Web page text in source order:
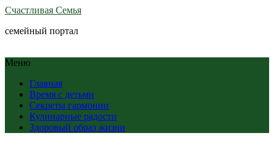
Счастливая Семья
семейный портал
Меню
Главная
Время с детьми
Секреты гармонии
Кулинарные радости
Здоровый образ жизни